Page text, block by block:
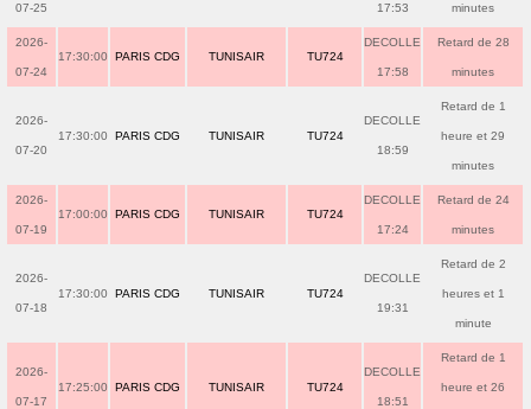
07-25 17:53 minutes
2026-
07-24
17:30:00 PARIS CDG TUNISAIR TU724
DECOLLE
17:58
Retard de 28
minutes
2026-
07-20
17:30:00 PARIS CDG TUNISAIR TU724
DECOLLE
18:59
Retard de 1
heure et 29
minutes
2026-
07-19
17:00:00 PARIS CDG TUNISAIR TU724
DECOLLE
17:24
Retard de 24
minutes
2026-
07-18
17:30:00 PARIS CDG TUNISAIR TU724
DECOLLE
19:31
Retard de 2
heures et 1
minute
2026-
07-17
17:25:00 PARIS CDG TUNISAIR TU724
DECOLLE
18:51
Retard de 1
heure et 26